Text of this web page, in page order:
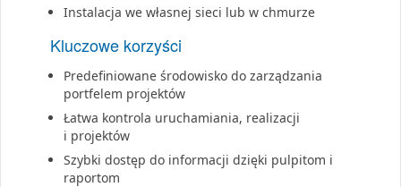
Instalacja we własnej sieci lub w chmurze
Kluczowe korzyści
Predefiniowane środowisko do zarządzania
portfelem projektów
Łatwa kontrola uruchamiania, realizacji
i projektów
Szybki dostęp do informacji dzięki pulpitom i
raportom